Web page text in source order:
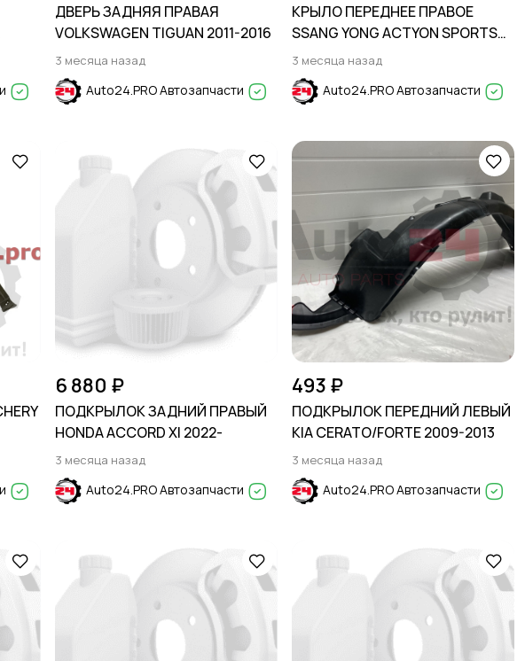
ДВЕРЬ ЗАДНЯЯ ПРАВАЯ
VOLKSWAGEN TIGUAN 2011-2016
3 месяца назад
Auto24.PRO Автозапчасти
КРЫЛО ПЕРЕДНЕЕ ПРАВОЕ
SSANG YONG ACTYON SPORTS
2012-
3 месяца назад
Auto24.PRO Автозапчасти
6 880 ₽
ПОДКРЫЛОК ЗАДНИЙ ПРАВЫЙ
HONDA ACCORD XI 2022-
3 месяца назад
Auto24.PRO Автозапчасти
493 ₽
ПОДКРЫЛОК ПЕРЕДНИЙ ЛЕВЫЙ
KIA CERATO/FORTE 2009-2013
3 месяца назад
Auto24.PRO Автозапчасти